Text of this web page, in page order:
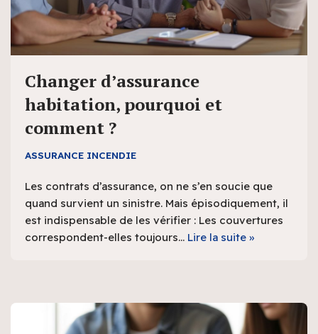
Changer d’assurance
habitation, pourquoi et
comment ?
ASSURANCE INCENDIE
Les contrats d’assurance, on ne s’en soucie que
quand survient un sinistre. Mais épisodiquement, il
est indispensable de les vérifier : Les couvertures
correspondent-elles toujours… Lire la suite »